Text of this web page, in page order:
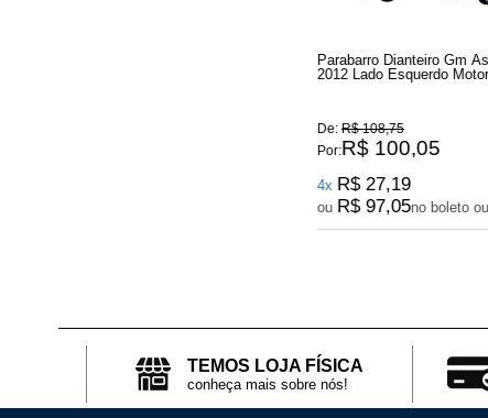
Parabarro Dianteiro Gm
2012 Lado Esquerdo
De:R$ 108,75
Por:R$ 100,05
4x R$ 27,19
ou R$ 97,05no boleto
TEMOS LOJA FÍSICA
conheça mais sobre nós!